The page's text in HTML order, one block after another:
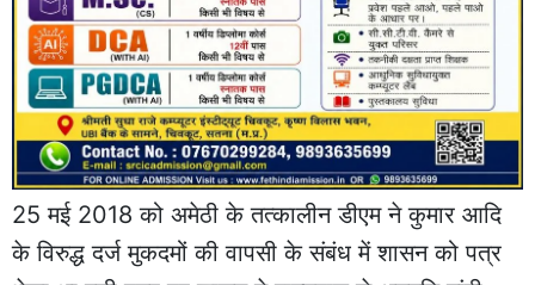
25 मई 2018 को अमेठी के तत्कालीन डीएम ने कुमार आदि
के विरुद्ध दर्ज मुकदमों की वापसी के संबंध में शासन को पत्र